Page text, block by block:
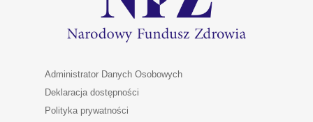
Administrator Danych Osobowych
Deklaracja dostępności
Polityka prywatności